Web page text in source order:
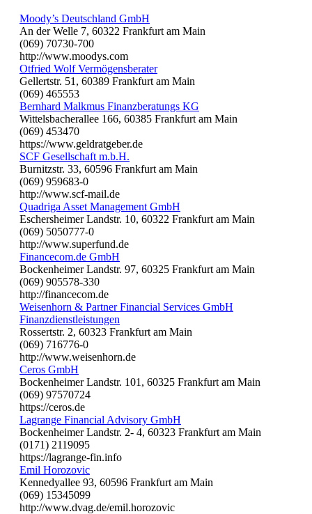
Moody’s Deutschland GmbH
An der Welle 7, 60322 Frankfurt am Main
(069) 70730-700
http://www.moodys.com
Otfried Wolf Vermögensberater
Gellertstr. 51, 60389 Frankfurt am Main
(069) 465553
Bernhard Malkmus Finanzberatungs KG
Wittelsbacherallee 166, 60385 Frankfurt am Main
(069) 453470
https://www.geldratgeber.de
SCF Gesellschaft m.b.H.
Burnitzstr. 33, 60596 Frankfurt am Main
(069) 959683-0
http://www.scf-mail.de
Quadriga Asset Management GmbH
Eschersheimer Landstr. 10, 60322 Frankfurt am Main
(069) 5050777-0
http://www.superfund.de
Financecom.de GmbH
Bockenheimer Landstr. 97, 60325 Frankfurt am Main
(069) 905578-330
http://financecom.de
Weisenhorn & Partner Financial Services GmbH
Finanzdienstleistungen
Rossertstr. 2, 60323 Frankfurt am Main
(069) 716776-0
http://www.weisenhorn.de
Ceros GmbH
Bockenheimer Landstr. 101, 60325 Frankfurt am Main
(069) 97570724
https://ceros.de
Lagrange Financial Advisory GmbH
Bockenheimer Landstr. 2- 4, 60323 Frankfurt am Main
(0171) 2119095
https://lagrange-fin.info
Emil Horozovic
Kennedyallee 93, 60596 Frankfurt am Main
(069) 15345099
http://www.dvag.de/emil.horozovic